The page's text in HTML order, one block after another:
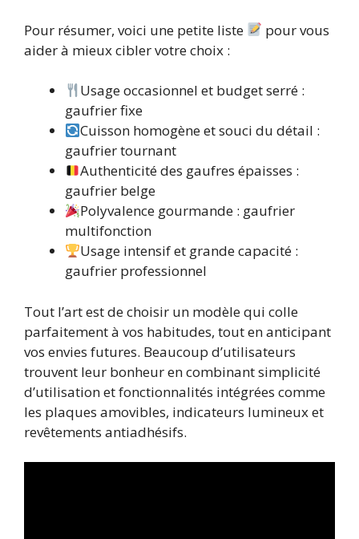
Pour résumer, voici une petite liste
pour vous
aider à mieux cibler votre choix :
Usage occasionnel et budget serré :
gaufrier fixe
Cuisson homogène et souci du détail :
gaufrier tournant
Authenticité des gaufres épaisses :
gaufrier belge
Polyvalence gourmande : gaufrier
multifonction
Usage intensif et grande capacité :
gaufrier professionnel
Tout l’art est de choisir un modèle qui colle
parfaitement à vos habitudes, tout en anticipant
vos envies futures. Beaucoup d’utilisateurs
trouvent leur bonheur en combinant simplicité
d’utilisation et fonctionnalités intégrées comme
les plaques amovibles, indicateurs lumineux et
revêtements antiadhésifs.